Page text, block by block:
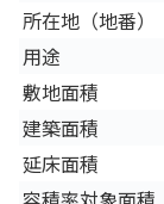
所在地（地番）
用途
敷地面積
建築面積
延床面積